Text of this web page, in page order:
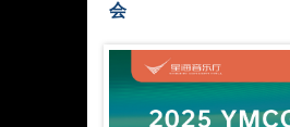
会